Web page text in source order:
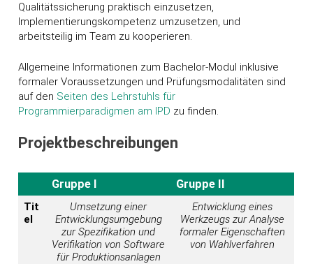
Qualitätssicherung praktisch einzusetzen,
Implementierungskompetenz umzusetzen, und
arbeitsteilig im Team zu kooperieren.
Allgemeine Informationen zum Bachelor-Modul inklusive
formaler Voraussetzungen und Prüfungsmodalitäten sind
auf den Seiten des Lehrstuhls für
Programmierparadigmen am IPD zu finden.
Projektbeschreibungen
Gruppe I Gruppe II
Tit
el
Umsetzung einer
Entwicklungsumgebung
zur Spezifikation und
Verifikation von Software
für Produktionsanlagen
Entwicklung eines
Werkzeugs zur Analyse
formaler Eigenschaften
von Wahlverfahren